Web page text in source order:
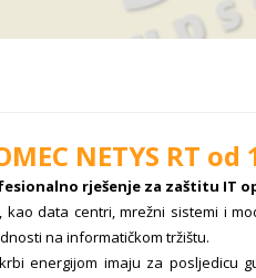
NETYS RT
rješenje za zaštitu IT
kao data centri, mrežni sistemi i
na informatičkom tržištu.
energijom imaju za posljedicu